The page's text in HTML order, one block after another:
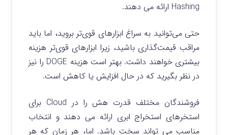
Hashing ارائه می دهند.
حتی می‌توانید به سراغ ابزارهای قوی‌تر بروید، اما باید
مراقب قیمت‌گذاری باشید، زیرا ابزارهای قوی‌تر هزینه
بیشتری خواهند داشت. بهتر است هزینه DOGE را نیز
در نظر بگیرید که در حال افزایش یا کاهش است.
فروشندگان مختلف قدرت هش را در Cloud برای
استخرهای استخراج ابری ارائه می دهند و انتخاب
مناسب می تواند سخت باشد. اما، هر زمان که هر